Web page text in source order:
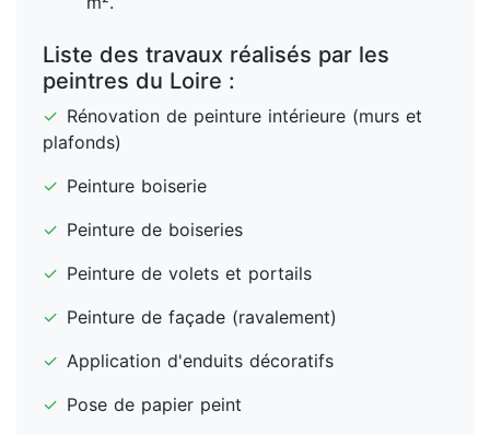
Liste des travaux réalisés par les
peintres du Loire :
✓ Rénovation de peinture intérieure (murs et
plafonds)
✓ Peinture boiserie
✓ Peinture de boiseries
✓ Peinture de volets et portails
✓ Peinture de façade (ravalement)
✓ Application d'enduits décoratifs
✓ Pose de papier peint